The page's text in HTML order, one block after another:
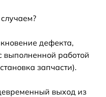
дефекта,
выполненной работой
запчасти).
выход из